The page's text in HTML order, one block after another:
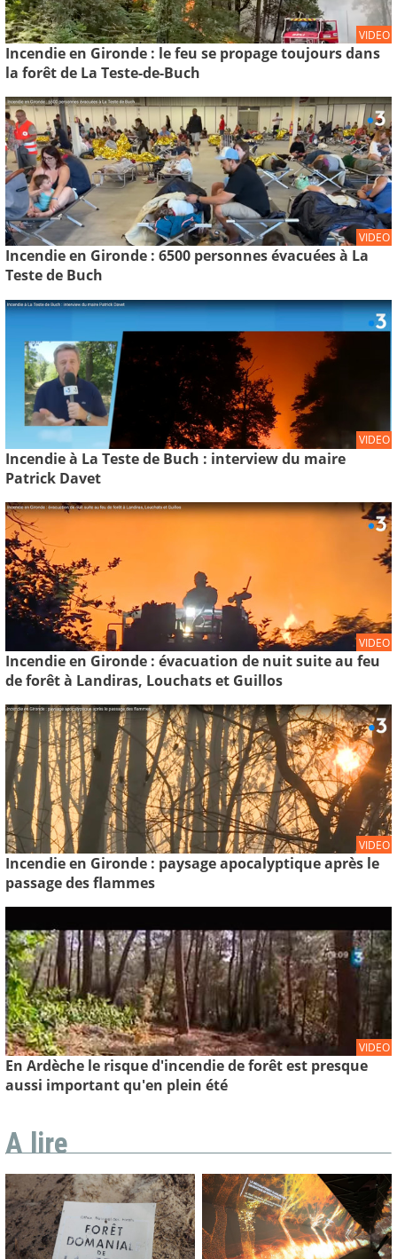
VIDEO
Incendie en Gironde : le feu se propage toujours dans
la forêt de La Teste-de-Buch
VIDEO
Incendie en Gironde : 6500 personnes évacuées à La
Teste de Buch
VIDEO
Incendie à La Teste de Buch : interview du maire
Patrick Davet
VIDEO
Incendie en Gironde : évacuation de nuit suite au feu
de forêt à Landiras, Louchats et Guillos
VIDEO
Incendie en Gironde : paysage apocalyptique après le
passage des flammes
VIDEO
En Ardèche le risque d'incendie de forêt est presque
aussi important qu'en plein été
A lire